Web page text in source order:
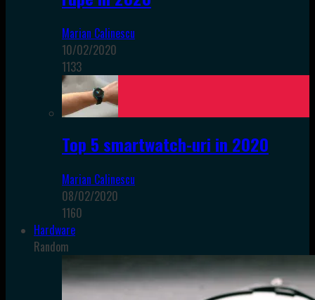
Marian Calinescu
10/02/2020
1133
Top 5 smartwatch-uri in 2020
Marian Calinescu
08/02/2020
1160
Hardware
Random